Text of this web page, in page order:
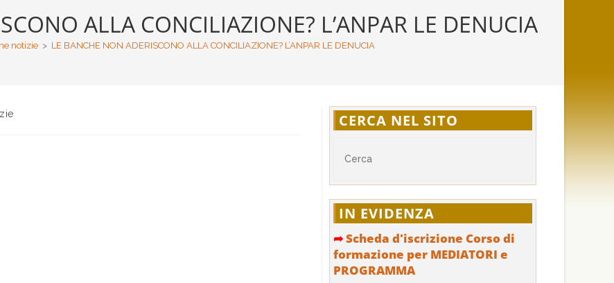
ALLA CONCILIAZIONE? L’ANPAR LE DENUCIA
notizie > LE BANCHE NON ADERISCONO ALLA CONCILIAZIONE? L’ANPAR LE DENUCIA
CERCA NEL SITO
IN EVIDENZA
➦Scheda d'iscrizione Corso di
formazione per MEDIATORI e
PROGRAMMA